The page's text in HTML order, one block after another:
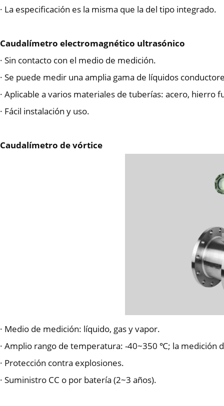
· La especificación es la misma que la del tipo integrado.
Caudalímetro electromagnético ultrasónico
· Sin contacto con el medio de medición.
· Se puede medir una amplia gama de líquidos
· Aplicable a varios materiales de tuberías: acero, hierro
· Fácil instalación y uso.
Caudalímetro de vórtice
· Medio de medición: líquido, gas y vapor.
· Amplio rango de temperatura: -40~350 ℃; la medición
· Protección contra explosiones.
· Suministro CC o por batería (2~3 años).